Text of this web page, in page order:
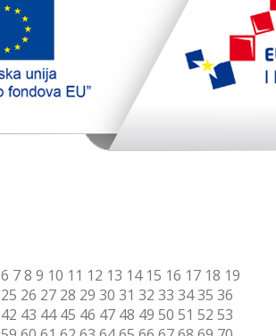
TopTim liga
6 78 9 10 11 12 13 14 15 16 17 18 19
25 26 27 28 29 30 31 32 33 3435 36
42 43 44 45 46 47 48 49 50 51 52 53